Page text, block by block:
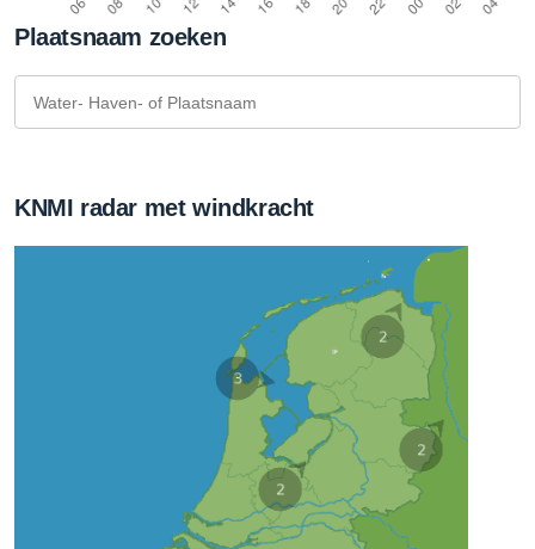
Plaatsnaam zoeken
KNMI radar met windkracht